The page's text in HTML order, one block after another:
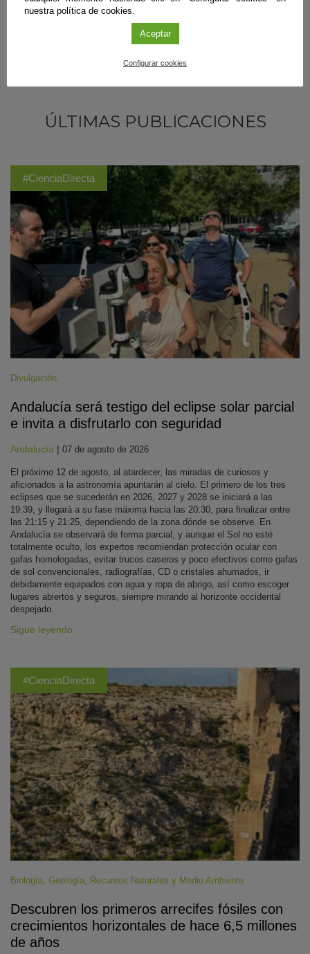
ÚLTIMAS PUBLICACIONES
#CienciaDirecta
Divulgación
Andalucía será testigo del eclipse solar parcial
e invita a disfrutarlo con seguridad
Andalucía | 07 de agosto de 2026
El próximo 12 de agosto, al atardecer, las miradas de curiosos y
aficionados a la astronomía apuntarán al cielo. El primero de los tres
eclipses que se sucederán en 2026, 2027 y 2028 se iniciará a las
19:39, y llegará a su fase máxima hacia las 20:30, para finalizar entre
las 21:15 y 21:25, dependiendo de la zona dónde se observe. En
Andalucía se observará de forma parcial, y aunque el Sol no esté
totalmente oculto, los expertos recomiendan protección ocular con
gafas homologadas, evitar trucos caseros y poco efectivos como gafas
de sol convencionales, radiografías, CD o cristales ahumados, ir
debidamente equipados con agua y ropa de abrigo, así como escoger
lugares abiertos y seguros, siempre mirando al horizonte occidental
despejado.
Sigue leyendo
#CienciaDirecta
Biología Geología Recursos Naturales y Medio Ambiente
Descubren los primeros arrecifes fósiles con
crecimientos horizontales de hace 6,5 millones
de años
nuestra política de cookies.
Aceptar
Configurar cookies